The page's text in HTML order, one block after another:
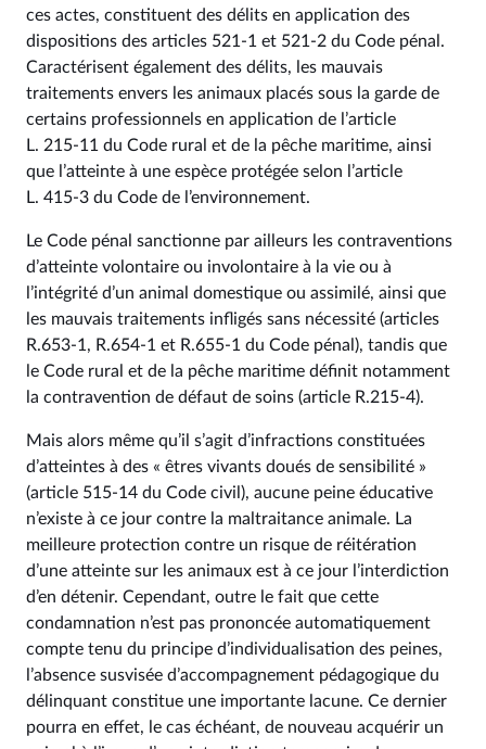
ces actes, constituent des délits en application des
dispositions des articles 521‑1 et 521‑2 du Code pénal.
Caractérisent également des délits, les mauvais
traitements envers les animaux placés sous la garde de
certains professionnels en application de l’article
L. 215‑11 du Code rural et de la pêche maritime, ainsi
que l’atteinte à une espèce protégée selon l’article
L. 415‑3 du Code de l’environnement.
Le Code pénal sanctionne par ailleurs les contraventions
d’atteinte volontaire ou involontaire à la vie ou à
l’intégrité d’un animal domestique ou assimilé, ainsi que
les mauvais traitements infligés sans nécessité (articles
R.653‑1, R.654‑1 et R.655‑1 du Code pénal), tandis que
le Code rural et de la pêche maritime définit notamment
la contravention de défaut de soins (article R.215‑4).
Mais alors même qu’il s’agit d’infractions constituées
d’atteintes à des « êtres vivants doués de sensibilité »
(article 515‑14 du Code civil), aucune peine éducative
n’existe à ce jour contre la maltraitance animale. La
meilleure protection contre un risque de réitération
d’une atteinte sur les animaux est à ce jour l’interdiction
d’en détenir. Cependant, outre le fait que cette
condamnation n’est pas prononcée automatiquement
compte tenu du principe d’individualisation des peines,
l’absence susvisée d’accompagnement pédagogique du
délinquant constitue une importante lacune. Ce dernier
pourra en effet, le cas échéant, de nouveau acquérir un